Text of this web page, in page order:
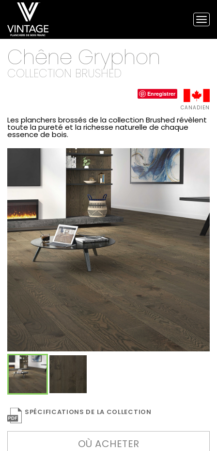
Chêne Gryphon
COLLECTION BRUSHED
Enregistrer
CANADIEN
Les planchers brossés de la collection Brushed révèlent
toute la pureté et la richesse naturelle de chaque
essence de bois.
OÙ ACHETER
SPÉCIFICATIONS DE LA COLLECTION
Planchers
de
bois
franc
Vintage